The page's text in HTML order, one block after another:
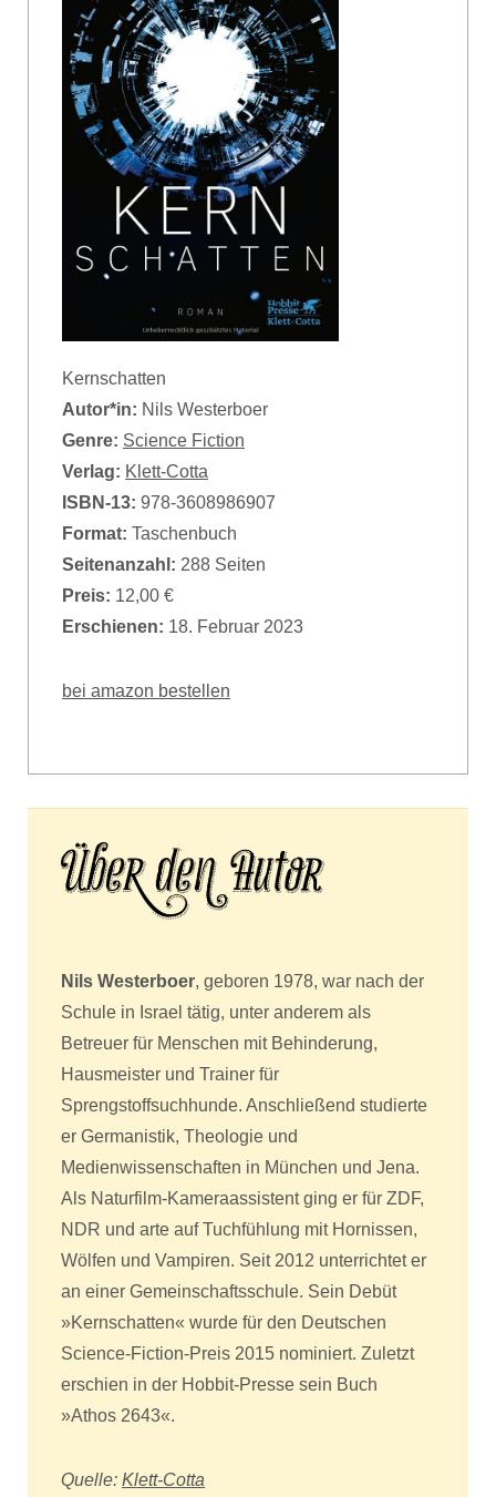
Kernschatten
Autor*in: Nils Westerboer
Genre: Science Fiction
Verlag: Klett-Cotta
ISBN-13: 978-3608986907
Format: Taschenbuch
Seitenanzahl: 288 Seiten
Preis: 12,00 €
Erschienen: 18. Februar 2023
bei amazon bestellen
Nils Westerboer, geboren 1978, war nach der
Schule in Israel tätig, unter anderem als
Betreuer für Menschen mit Behinderung,
Hausmeister und Trainer für
Sprengstoffsuchhunde. Anschließend studierte
er Germanistik, Theologie und
Medienwissenschaften in München und Jena.
Als Naturfilm-Kameraassistent ging er für ZDF,
NDR und arte auf Tuchfühlung mit Hornissen,
Wölfen und Vampiren. Seit 2012 unterrichtet er
an einer Gemeinschaftsschule. Sein Debüt
»Kernschatten« wurde für den Deutschen
Science-Fiction-Preis 2015 nominiert. Zuletzt
erschien in der Hobbit-Presse sein Buch
»Athos 2643«.
Quelle: Klett-Cotta